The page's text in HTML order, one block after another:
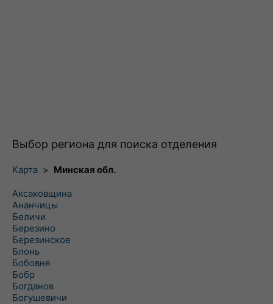
Выбор региона для поиска отделения
Карта > Минская обл.
Аксаковщина
Ананчицы
Беличи
Березино
Березинское
Блонь
Бобовня
Бобр
Богданов
Богушевичи